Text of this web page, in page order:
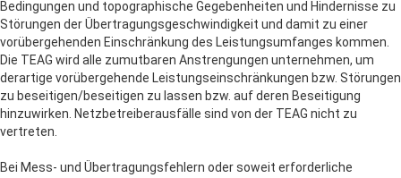
Bedingungen und topographische Gegebenheiten und Hindernisse zu
Störungen der Übertragungsgeschwindigkeit und damit zu einer
vorübergehenden Einschränkung des Leistungsumfanges kommen.
Die TEAG wird alle zumutbaren Anstrengungen unternehmen, um
derartige vorübergehende Leistungseinschränkungen bzw. Störungen
zu beseitigen/beseitigen zu lassen bzw. auf deren Beseitigung
hinzuwirken. Netzbetreiberausfälle sind von der TEAG nicht zu
vertreten.
Bei Mess- und Übertragungsfehlern oder soweit erforderliche